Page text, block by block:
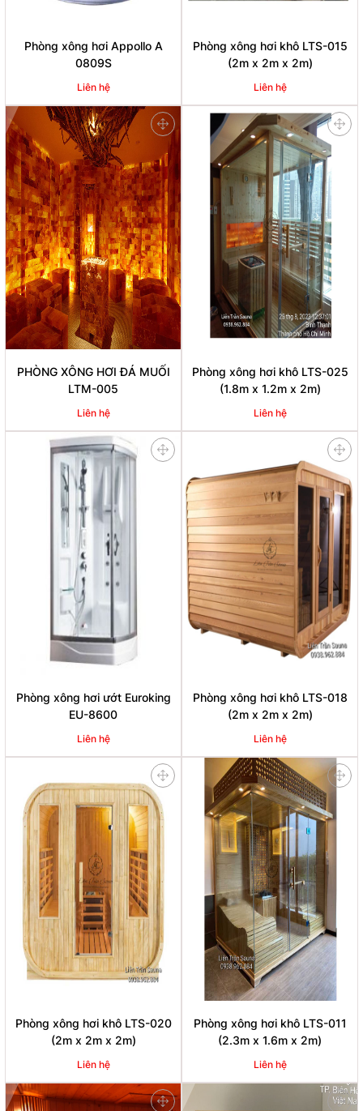
Phòng xông hơi Appollo A
0809S
Liên hệ
Phòng xông hơi khô LTS-015
(2m x 2m x 2m)
Liên hệ
PHÒNG XÔNG HƠI ĐÁ MUỐI
LTM-005
Liên hệ
Phòng xông hơi khô LTS-025
(1.8m x 1.2m x 2m)
Liên hệ
Phòng xông hơi ướt Euroking
EU-8600
Liên hệ
Phòng xông hơi khô LTS-018
(2m x 2m x 2m)
Liên hệ
Phòng xông hơi khô LTS-020
(2m x 2m x 2m)
Liên hệ
Phòng xông hơi khô LTS-011
(2.3m x 1.6m x 2m)
Liên hệ